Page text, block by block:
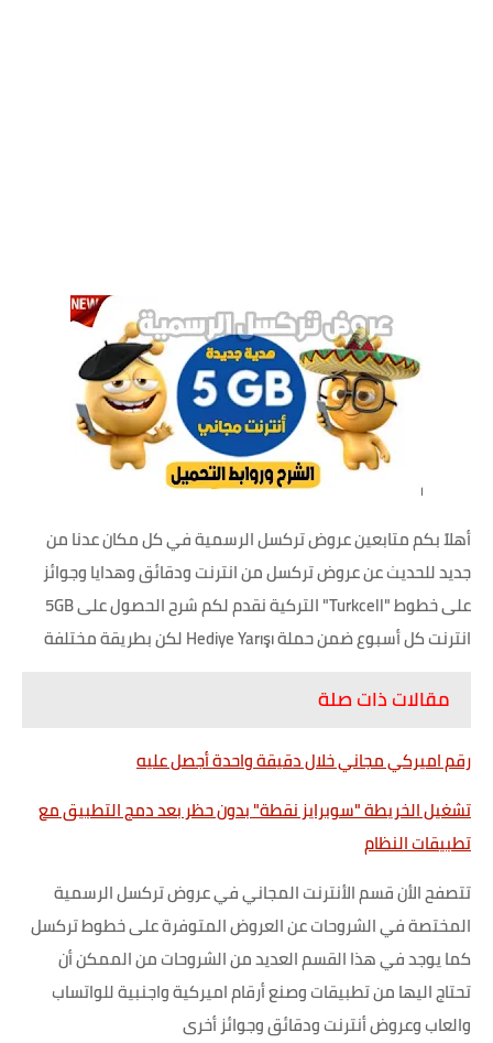
أهلاً بكم متابعين عروض تركسل الرسمية في كل مكان عدنا من
جديد للحديث عن عروض تركسل من انترنت ودقائق وهدايا وجوائز
على خطوط "Turkcell" التركية نقدم لكم شرح الحصول على 5GB
انترنت كل أسبوع ضمن حملة Hediye Yarışı لكن بطريقة مختلفة
مقالات ذات صلة
رقم اميركي مجاني خلال دقيقة واحدة أجصل عليه
تشغيل الخريطة "سوبرايز نقطة" بدون حظر بعد دمج التطبيق مع
تطبيقات النظام
تتصفح الأن قسم الأنترنت المجاني في عروض تركسل الرسمية
المختصة في الشروحات عن العروض المتوفرة على خطوط تركسل
كما يوجد في هذا القسم العديد من الشروحات من الممكن أن
تحتاج اليها من تطبيقات وصنع أرقام اميركية واجنبية للواتساب
والعاب وعروض أنترنت ودقائق وجوائز أخرى